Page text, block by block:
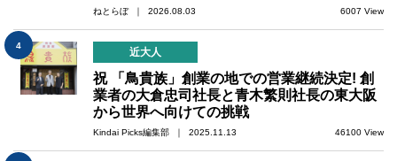
ねとらぼ ｜ 2026.08.03 6007 View
4
近大人
祝 「鳥貴族」創業の地での営業継続決定! 創
業者の大倉忠司社長と青木繁則社長の東大阪
から世界へ向けての挑戦
Kindai Picks編集部 ｜ 2025.11.13 46100 View